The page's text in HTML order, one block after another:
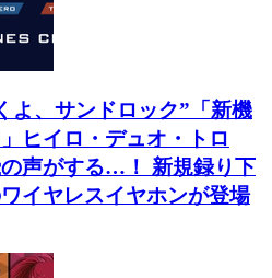
よ、サンドロック”「新機
ヒイロ・デュオ・トロ
声がする…！ 新規録り下
イヤレスイヤホンが登場